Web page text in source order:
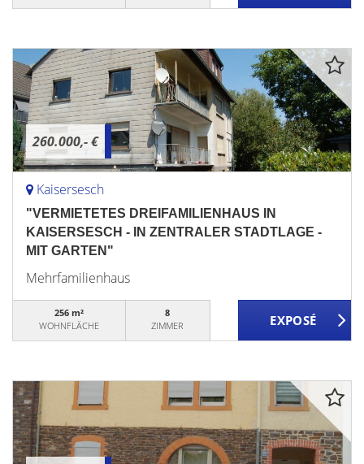
260.000,- €
Kaisersesch
"VERMIETETES DREIFAMILIENHAUS IN
KAISERSESCH - IN ZENTRALER STADTLAGE -
MIT GARTEN"
Mehrfamilienhaus
256 m²
WOHNFLÄCHE
8
ZIMMER